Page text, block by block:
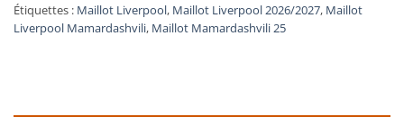
Étiquettes : Maillot Liverpool, Maillot Liverpool 2026/2027, Maillot
Liverpool Mamardashvili, Maillot Mamardashvili 25